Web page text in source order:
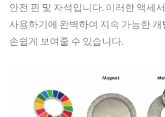
안전 핀 및 자석입니다. 이러한 액세
사용하기에 완벽하여 지속 가능한
손쉽게 보여줄 수 있습니다.